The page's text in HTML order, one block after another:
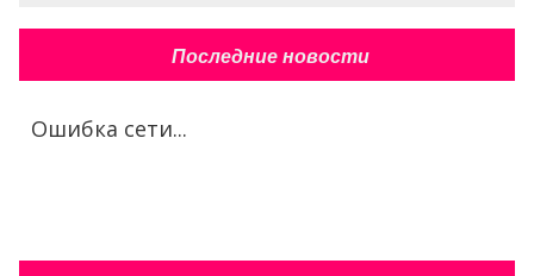
Последние новости
Ошибка сети...